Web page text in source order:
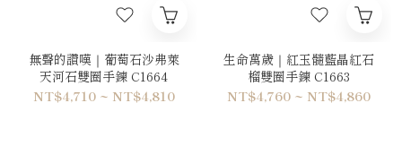
無聲的讚嘆｜葡萄石沙弗萊
天河石雙圈手鍊 C1664
NT$4,710 ~ NT$4,810
生命萬歲｜紅玉髓藍晶紅石
榴雙圈手鍊 C1663
NT$4,760 ~ NT$4,860